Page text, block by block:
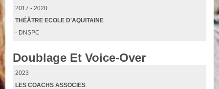
2017 - 2020
THÉÂTRE ECOLE D'AQUITAINE
- DNSPC
Doublage Et Voice-Over
2023
LES COACHS ASSOCIES